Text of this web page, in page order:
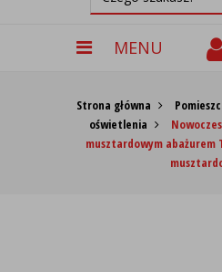
MENU
Strona główna
oświetlenia
musztardowym abażurem